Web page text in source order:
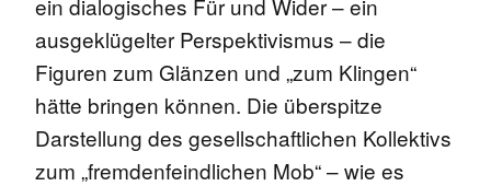
ausgeklügelter Perspektivismus – die
Figuren zum Glänzen und „zum Klingen“
hätte bringen können. Die überspitze
Darstellung des gesellschaftlichen Kollektivs
zum „fremdenfeindlichen Mob“ – wie es